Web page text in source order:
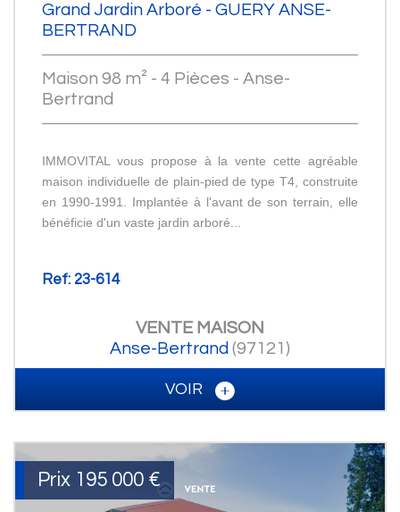
Grand Jardin Arboré - GUERY ANSE-
BERTRAND
Maison 98 m² - 4 Pièces - Anse-
Bertrand
IMMOVITAL vous propose à la vente cette agréable
maison individuelle de plain-pied de type T4, construite
en 1990-1991. Implantée à l'avant de son terrain, elle
bénéficie d'un vaste jardin arboré...
Ref: 23-614
VENTE MAISON
Anse-Bertrand (97121)
VOIR
Prix 195 000 €